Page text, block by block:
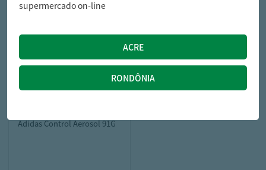
Adidas Control Aerosol 91G
supermercado on-line